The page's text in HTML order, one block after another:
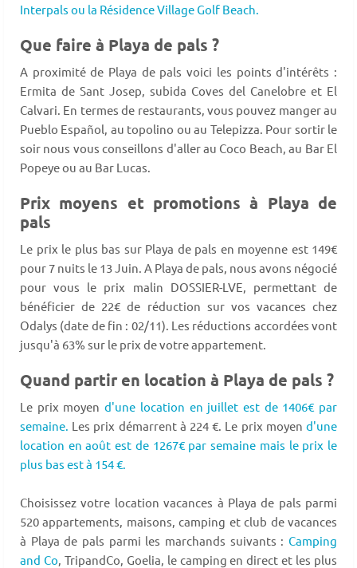
Interpals ou la Résidence Village Golf Beach.
Que faire à Playa de pals ?
A proximité de Playa de pals voici les points d'intérêts :
Ermita de Sant Josep, subida Coves del Canelobre et El
Calvari. En termes de restaurants, vous pouvez manger au
Pueblo Español, au topolino ou au Telepizza. Pour sortir le
soir nous vous conseillons d'aller au Coco Beach, au Bar El
Popeye ou au Bar Lucas.
Prix moyens et promotions à Playa de
pals
Le prix le plus bas sur Playa de pals en moyenne est 149€
pour 7 nuits le 13 Juin. A Playa de pals, nous avons négocié
pour vous le prix malin DOSSIER-LVE, permettant de
bénéficier de 22€ de réduction sur vos vacances chez
Odalys (date de fin : 02/11). Les réductions accordées vont
jusqu'à 63% sur le prix de votre appartement.
Quand partir en location à Playa de pals ?
Le prix moyend'une location en juillet est de 1406€ par
semaine. Les prix démarrent à 224 €. Le prix moyen d'une
location en août est de 1267€ par semaine mais le prix le
plus bas est à 154 €.
Choisissez votre location vacances à Playa de pals parmi
520 appartements, maisons, camping et club de vacances
à Playa de pals parmi les marchands suivants : Camping
and Co , TripandCo, Goelia, le camping en direct et les plus